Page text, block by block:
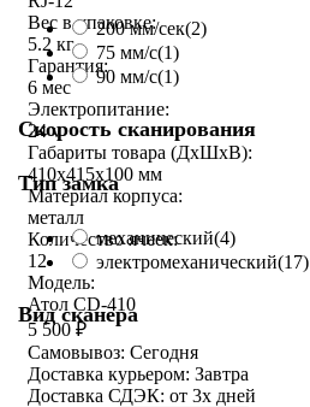
200 мм/сек(2)
75 мм/с(1)
90 мм/с(1)
Скорость сканирования
Тип замка
механический(4)
электромеханический(17)
Вид сканера
Вес в упаковке:
5.2 кг
Гарантия:
6 мес
Электропитание:
24 v
Габариты товара (ДxШxВ):
410х415х100 мм
Материал корпуса:
металл
Количество ячеек:
12
Модель:
Атол CD-410
5 500 ₽
Самовывоз: Сегодня
Доставка курьером: Завтра
Доставка СДЭК: от 3х дней